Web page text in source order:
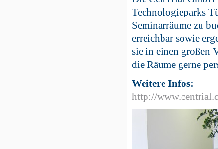
Technologieparks
Seminarräume zu
erreichbar sowie
sie in einen großen
die Räume gerne
Weitere Infos:
http://